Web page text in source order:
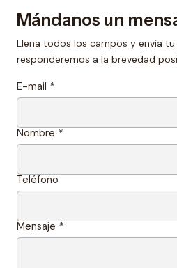
Mándanos un
Llena todos los campos y envía tu
responderemos a la brevedad
E-mail *
Nombre *
Teléfono
Mensaje *